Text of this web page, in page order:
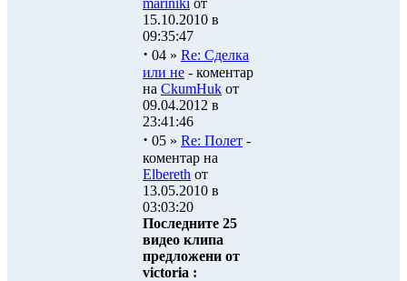
mariniki от
15.10.2010 в
09:35:47
· 04 » Re: Сделка
или не - коментар
на CkumHuk от
09.04.2012 в
23:41:46
· 05 » Re: Полет -
коментар на
Elbereth от
13.05.2010 в
03:03:20
Последните 25
видео клипа
предложени от
victoria :